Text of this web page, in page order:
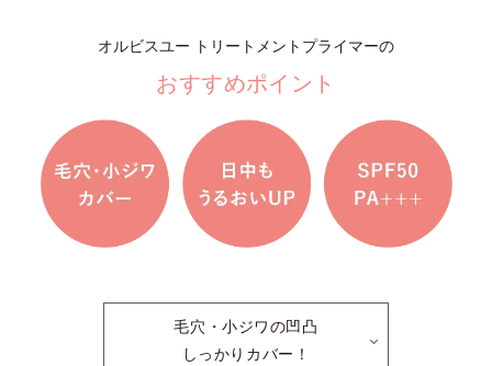
オルビスユー トリートメントプライマーの
おすすめポイント
毛穴・小ジワの凹凸
しっかりカバー！